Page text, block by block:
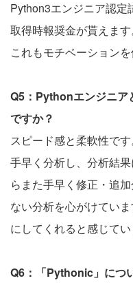
Python3エンジニア認定
取得時報奨金が貰えます
これもモチベーション
Q5：Pythonエンジニア
ですか？
スピード感と柔軟性です
手早く分析し、分析結
らまた手早く修正・追
ない分析を心がけてい
にしてくれると感じてい
Q6：「Pythonic」につ